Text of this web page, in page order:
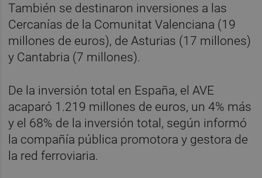
También se destinaron inversiones a las
Cercanías de la Comunitat Valenciana (19
millones de euros), de Asturias (17 millones)
y Cantabria (7 millones).
De la inversión total en España, el AVE
acaparó 1.219 millones de euros, un 4% más
y el 68% de la inversión total, según informó
la compañía pública promotora y gestora de
la red ferroviaria.